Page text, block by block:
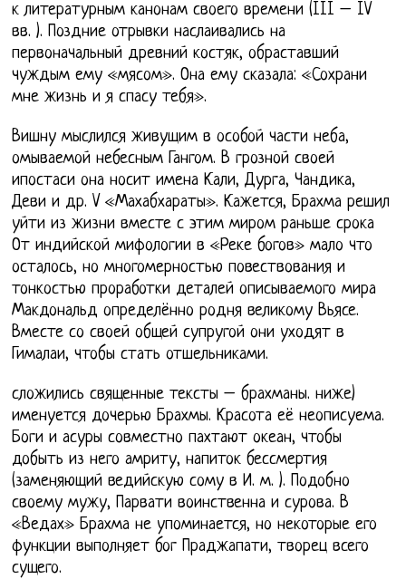
к литературным канонам своего времени (III – IV
вв. ). Поздние отрывки наслаивались на
первоначальный древний костяк, обраставший
чуждым ему «мясом». Она ему сказала: «Сохрани
мне жизнь и я спасу тебя».
Вишну мыслился живущим в особой части неба,
омываемой небесным Гангом. В грозной своей
ипостаси она носит имена Кали, Дурга, Чандика,
Деви и др. V «Махабхараты». Кажется, Брахма решил
уйти из жизни вместе с этим миром раньше срока
От индийской мифологии в «Реке богов» мало что
осталось, но многомерностью повествования и
тонкостью проработки деталей описываемого мира
Макдональд определённо родня великому Вьясе.
Вместе со своей общей супругой они уходят в
Гималаи, чтобы стать отшельниками.
сложились священные тексты – брахманы. ниже)
именуется дочерью Брахмы. Красота её неописуема.
Боги и асуры совместно пахтают океан, чтобы
добыть из него амриту, напиток бессмертия
(заменяющий ведийскую сому в И. м. ). Подобно
своему мужу, Парвати воинственна и сурова. В
«Ведах» Брахма не упоминается, но некоторые его
функции выполняет бог Праджапати, творец всего
сущего.